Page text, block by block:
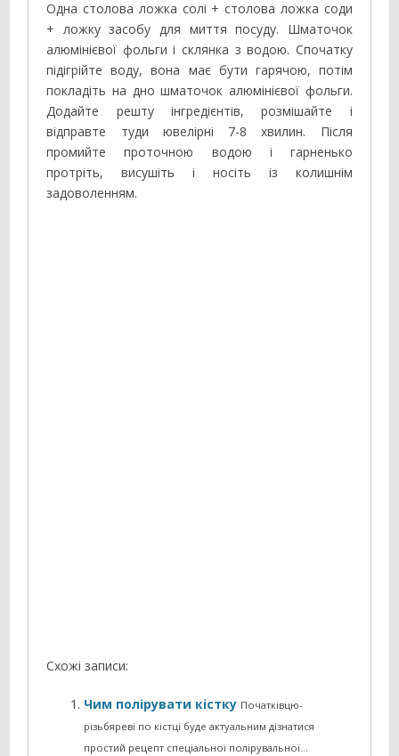
Одна столова ложка солі + столова ложка соди
+ ложку засобу для миття посуду. Шматочок
алюмінієвої фольги і склянка з водою. Спочатку
підігрійте воду, вона має бути гарячою, потім
покладіть на дно шматочок алюмінієвої фольги.
Додайте решту інгредієнтів, розмішайте і
відправте туди ювелірні 7-8 хвилин. Після
промийте проточною водою і гарненько
протріть, висушіть і носіть із колишнім
задоволенням.
Схожі записи:
Чим полірувати кістку Початківцю-
різьбяреві по кістці буде актуальним дізнатися
простий рецепт спеціальної полірувальної…